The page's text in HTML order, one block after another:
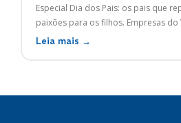
Especial Dia dos Pais: os pais que
paixões para os filhos.
Leia mais →